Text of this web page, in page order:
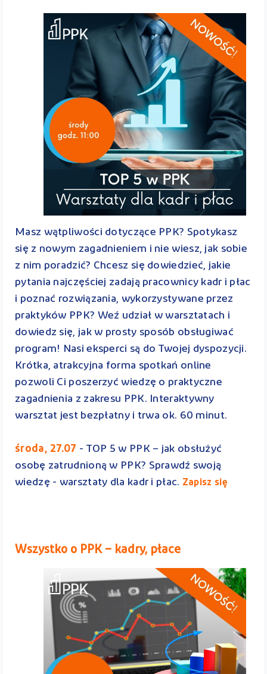
Masz wątpliwości dotyczące PPK? Spotykasz
się z nowym zagadnieniem i nie wiesz, jak sobie
z nim poradzić? Chcesz się dowiedzieć, jakie
pytania najczęściej zadają pracownicy kadr i płac
i poznać rozwiązania, wykorzystywane przez
praktyków PPK? Weź udział w warsztatach i
dowiedz się, jak w prosty sposób obsługiwać
program! Nasi eksperci są do Twojej dyspozycji.
Krótka, atrakcyjna forma spotkań online
pozwoli Ci poszerzyć wiedzę o praktyczne
zagadnienia z zakresu PPK. Interaktywny
warsztat jest bezpłatny i trwa ok. 60 minut.
środa, 27.07 - TOP 5 w PPK – jak obsłużyć
osobę zatrudnioną w PPK? Sprawdź swoją
wiedzę - warsztaty dla kadr i płac. Zapisz się
Wszystko o PPK – kadry, płace